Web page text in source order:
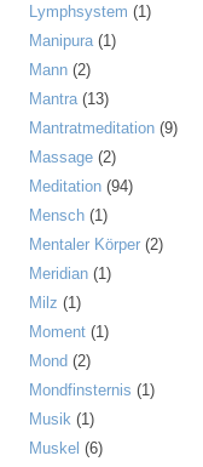
Lymphsystem (1)
Manipura(1)
Mann (2)
Mantra(13)
Mantratmeditation (9)
Massage (2)
Meditation (94)
Mensch (1)
Mentaler Körper (2)
Meridian (1)
Milz (1)
Moment (1)
Mond (2)
Mondfinsternis (1)
Musik (1)
Muskel (6)